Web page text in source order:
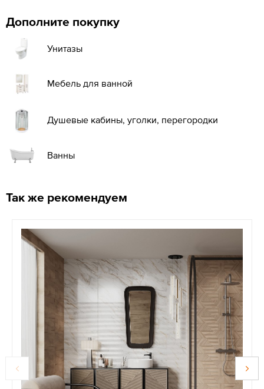
Дополните покупку
Унитазы
Мебель для ванной
Душевые кабины, уголки, перегородки
Ванны
Так же рекомендуем